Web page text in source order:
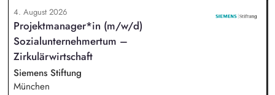
und entwickelst daraus unser Produkt weiter, zusammen mit
unseren Partnern der Branche.
4. August 2026
Projektmanager*in (m/w/d)
Sozialunternehmertum –
Zirkulärwirtschaft
Siemens Stiftung
München